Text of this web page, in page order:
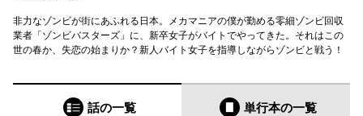
非力なゾンビが街にあふれる日本。メカマニアの僕が勤める零細ゾンビ回収
業者「ゾンビバスターズ」に、新卒女子がバイトでやってきた。それはこの
世の春か、失恋の始まりか？新人バイト女子を指導しながらゾンビと戦う！
話の一覧 単行本の一覧